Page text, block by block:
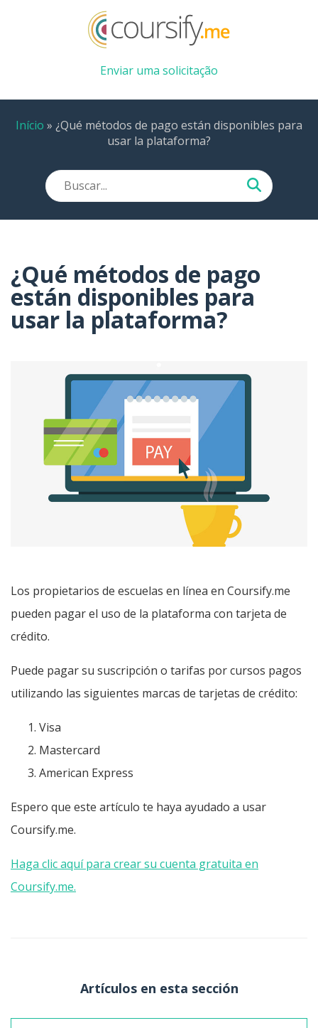
Enviar uma solicitação
Início » ¿Qué métodos de pago están disponibles para
usar la plataforma?
¿Qué métodos de pago
están disponibles para
usar la plataforma?
Los propietarios de escuelas en línea en Coursify.me
pueden pagar el uso de la plataforma con tarjeta de
crédito.
Puede pagar su suscripción o tarifas por cursos pagos
utilizando las siguientes marcas de tarjetas de crédito:
Visa
Mastercard
American Express
Espero que este artículo te haya ayudado a usar
Coursify.me.
Haga clic aquí para crear su cuenta gratuita en
Coursify.me.
Artículos en esta sección